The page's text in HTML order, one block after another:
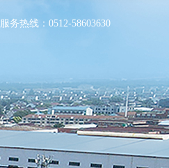
服务热线： 0512-58603630